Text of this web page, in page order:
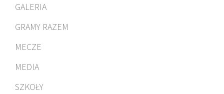
GALERIA
GRAMY RAZEM
MECZE
MEDIA
SZKOŁY